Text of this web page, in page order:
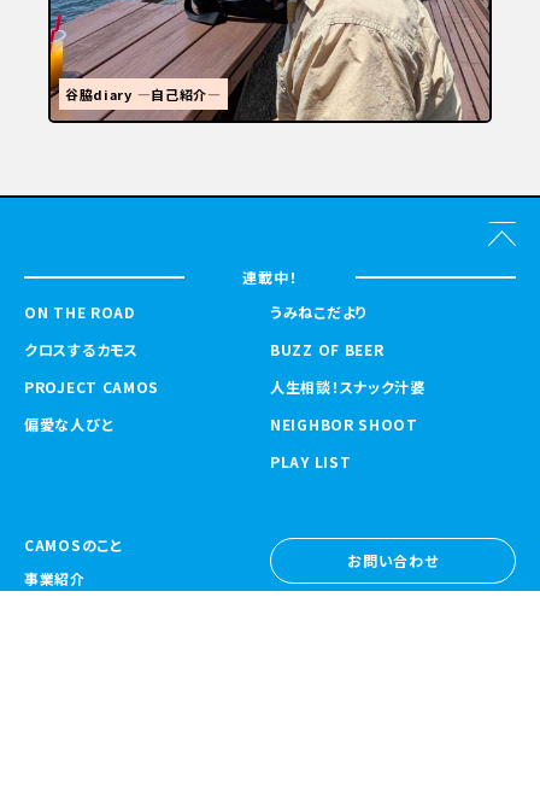
福岡といえばラーメン
連載中！
ON THE ROAD
クロスするカモス
PROJECT CAMOS
偏愛な人びと
うみねこだより
BUZZ OF BEER
人生相談！スナック汁婆
NEIGHBOR SHOOT
PLAY LIST
CAMOSのこと
事業紹介
お問い合わせ